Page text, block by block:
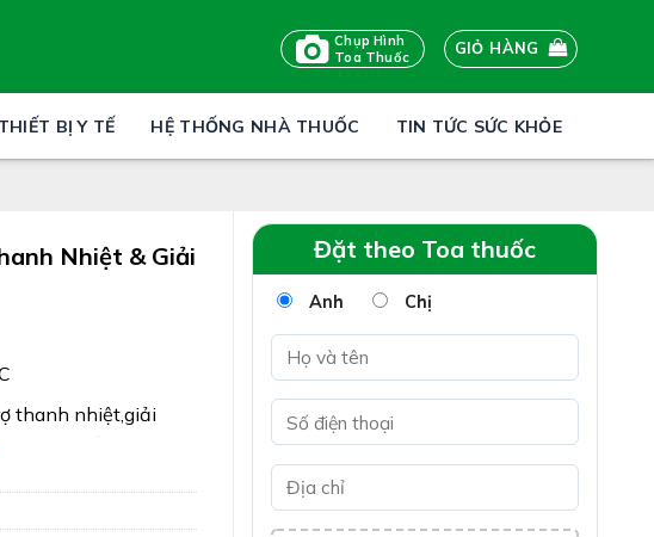
Chụp Hình
Toa Thuốc
GIỎ HÀNG
THIẾT BỊ Y TẾ HỆ THỐNG NHÀ THUỐC TIN TỨC SỨC KHỎE
Đặt theo Toa thuốc
Anh Chị
Nhiệt & Giải
thanh nhiệt,giải
người, lở miệng,